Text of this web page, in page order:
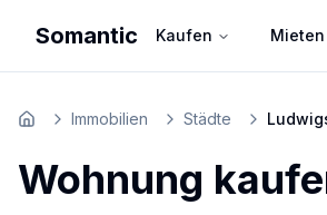
Somantic Kaufen Mieten
Home Immobilien Städte
Wohnung